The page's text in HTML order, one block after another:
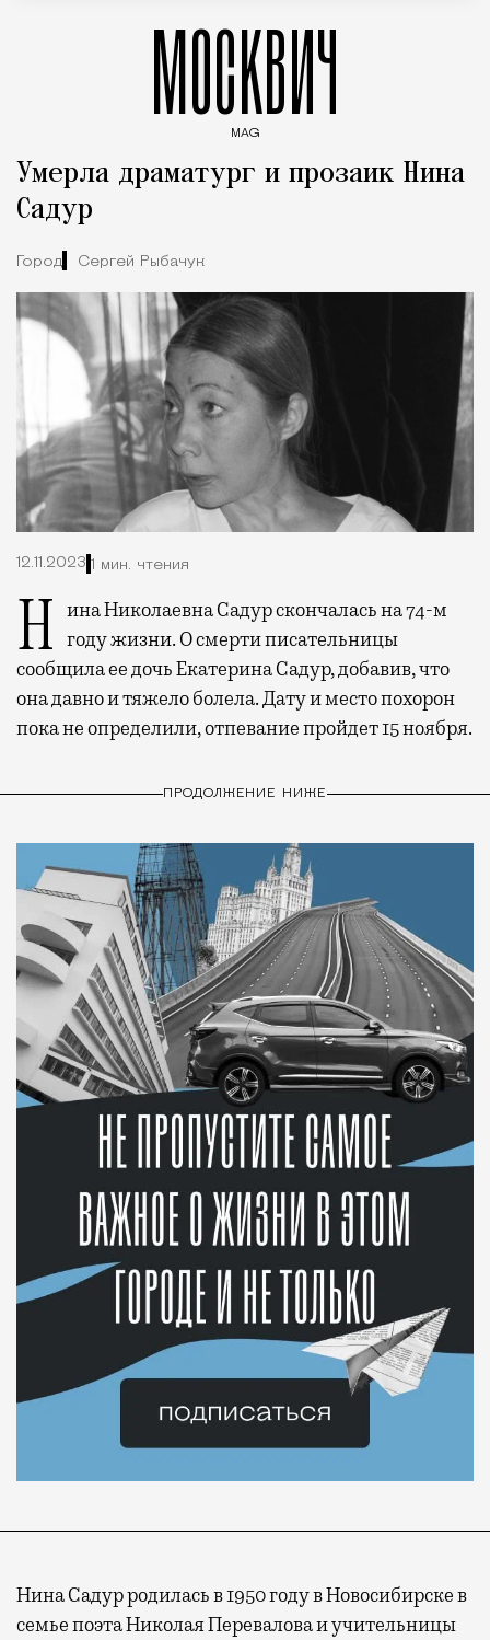
МОСКВИЧ
MAG
Умерла драматург и прозаик Нина
Садур
Город Сергей Рыбачук
12.11.2023 1 мин. чтения
Нина Николаевна Садур скончалась на 74-м году жизни. О смерти писательницы
сообщила ее дочь Екатерина Садур, добавив, что
она давно и тяжело болела. Дату и место похорон
пока не определили, отпевание пройдет 15 ноября.
ПРОДОЛЖЕНИЕ НИЖЕ
Нина Садур родилась в 1950 году в Новосибирске в
семье поэта Николая Перевалова и учительницы